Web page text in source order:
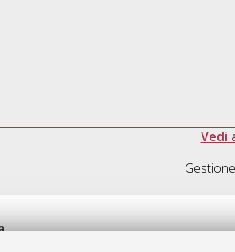
Vedi